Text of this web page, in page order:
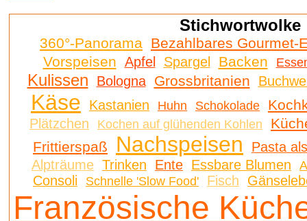
Stichwortwolke
360°-Panorama Bezahlbares Gourmet-
Vorspeisen Apfel Spargel Backen
Kulissen Bologna Grossbritanien
Käse Kastanien Huhn Schokolade
Plätzchen Kochen auf glühenden Kohlen
Frittierspaß
Nachspeisen
Pasta
Alpträume Trinken Ente Essbare Blumen
Consoli Schnelle 'Slow Food' Fisch
Französische